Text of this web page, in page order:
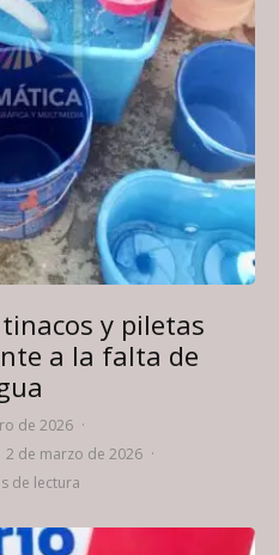
y piletas
a la falta de
de 2026 ·
2 de marzo de 2026 ·
de lectura